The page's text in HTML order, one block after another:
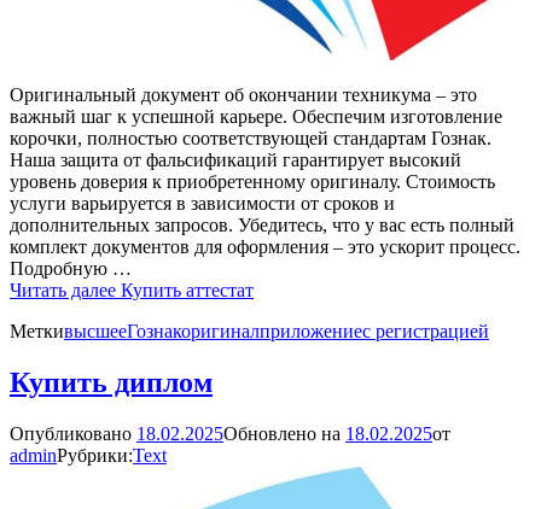
Оригинальный документ об окончании техникума – это
важный шаг к успешной карьере. Обеспечим изготовление
корочки, полностью соответствующей стандартам Гознак.
Наша защита от фальсификаций гарантирует высокий
уровень доверия к приобретенному оригиналу. Стоимость
услуги варьируется в зависимости от сроков и
дополнительных запросов. Убедитесь, что у вас есть полный
комплект документов для оформления – это ускорит процесс.
Подробную …
Читать далее Купить аттестат
МеткивысшееГознакоригиналприложениес регистрацией
Купить диплом
Опубликовано 18.02.2025Обновлено на 18.02.2025от
adminРубрики:Text